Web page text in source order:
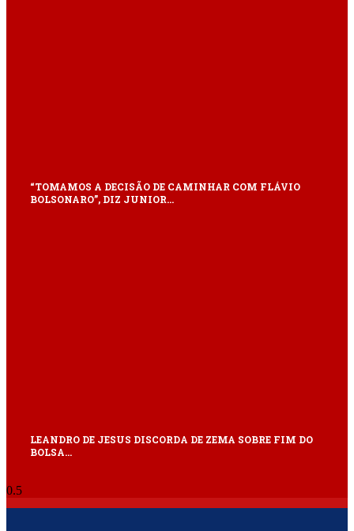
“TOMAMOS A DECISÃO DE CAMINHAR COM FLÁVIO
BOLSONARO”, DIZ JUNIOR…
LEANDRO DE JESUS DISCORDA DE ZEMA SOBRE FIM DO
BOLSA…